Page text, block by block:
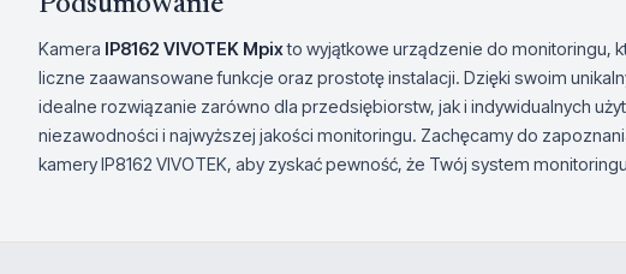
Kamera IP8162 VIVOTEK Mpixto wyjątkowe urządzenie do monitoringu,
liczne zaawansowane funkcje oraz prostotę instalacji. Dzięki swoim
idealne rozwiązanie zarówno dla przedsiębiorstw, jak i indywidualnych
niezawodności i najwyższej jakości monitoringu. Zachęcamy do
kamery IP8162 VIVOTEK, aby zyskać pewność, że Twój system